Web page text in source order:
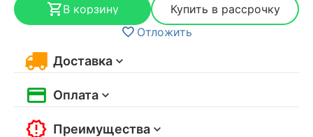
В корзину
Купить в рассрочку
Отложить
Доставка
Оплата
Преимущества